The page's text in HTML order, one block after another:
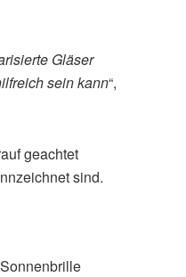
Gläser
sein kann“,
geachtet
sind.